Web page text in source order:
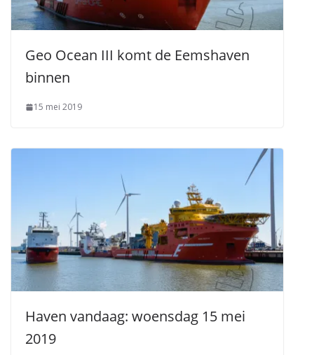
Geo Ocean III komt de Eemshaven
binnen
15 mei 2019
Haven vandaag: woensdag 15 mei
2019